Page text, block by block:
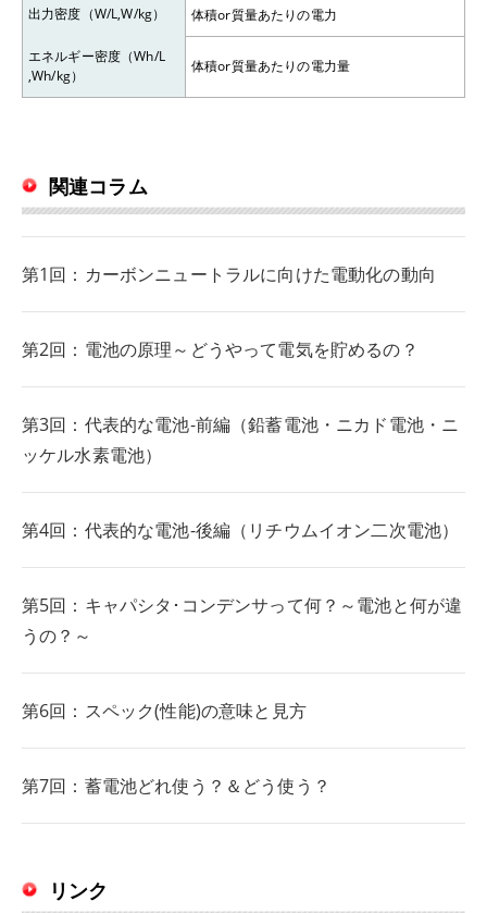
出力密度（W/L,W/kg） 体積or質量あたりの電力
エネルギー密度（Wh/L
,Wh/kg）
体積or質量あたりの電力量
関連コラム
第1回：カーボンニュートラルに向けた電動化の動向
第2回：電池の原理～どうやって電気を貯めるの？
第3回：代表的な電池-前編（鉛蓄電池・ニカド電池・ニ
ッケル水素電池）
第4回：代表的な電池-後編（リチウムイオン二次電池）
第5回：キャパシタ･コンデンサって何？～電池と何が違
うの？～
第6回：スペック(性能)の意味と見方
第7回：蓄電池どれ使う？＆どう使う？
リンク